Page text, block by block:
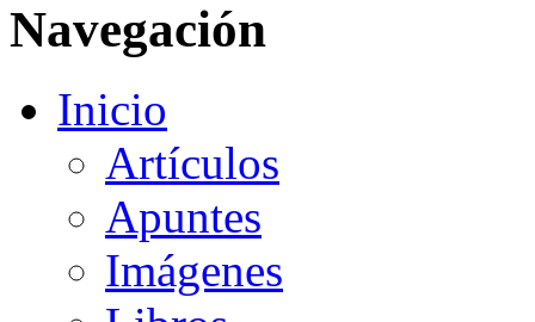
Navegación
Inicio
Artículos
Apuntes
Imágenes